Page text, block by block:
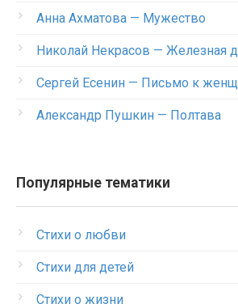
Анна Ахматова — Мужество
Николай Некрасов — Железная
Сергей Есенин — Письмо к
Александр Пушкин — Полтава
Популярные тематики
Стихи о любви
Стихи для детей
Стихи о жизни